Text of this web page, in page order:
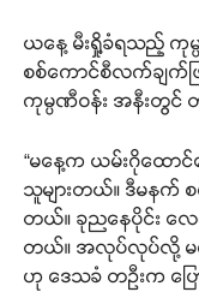
ယနေ့ မီးရှို့ခံရသည့် ကု
စစ်ကောင်စီလက်ချက်ဖ
ကုမ္ပဏီဝန်း အနီး
“မနေ့က ယမ်းဂိုထော
သူများတယ်။ ဒီမနက်
တယ်။ ခုညနေပိုင်း လ
တယ်။ အလုပ်လုပ်လို့ မ
ဟု ဒေသခံ တဦးက ပြ